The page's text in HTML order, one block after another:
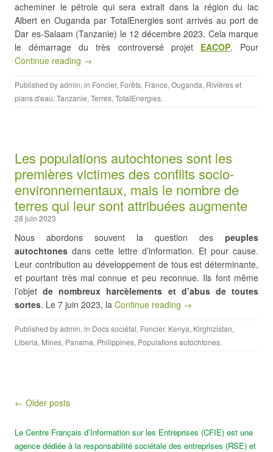
acheminer le pétrole qui sera extrait dans la région du lac
Albert en Ouganda par TotalEnergies sont arrivés au port de
Dar es-Salaam (Tanzanie) le 12 décembre 2023. Cela marque
le démarrage du très controversé projet EACOP. Pour
Continue reading →
Published byadmin, in Foncier, Forêts, France, Ouganda, Rivières et
plans d'eau, Tanzanie, Terres, TotalEnergies.
Les populations autochtones sont les
premières victimes des conflits socio-
environnementaux, mais le nombre de
terres qui leur sont attribuées augmente
28 juin 2023
Nous abordons souvent la question des peuples
autochtones dans cette lettre d’information. Et pour cause.
Leur contribution au développement de tous est déterminante,
et pourtant très mal connue et peu reconnue. Ils font même
l’objetde nombreux harcèlements et d’abus de toutes
sortes. Le 7 juin 2023, la Continue reading →
Published byadmin, in Docs sociétal, Foncier, Kenya, Kirghizistan,
Liberia, Mines, Panama, Philippines, Populations autochtones.
Post navigation
← Older posts
Le Centre Français d’Information sur les Entreprises (CFIE) est une
agence dédiée à la responsabilité sociétale des entreprises (RSE) et